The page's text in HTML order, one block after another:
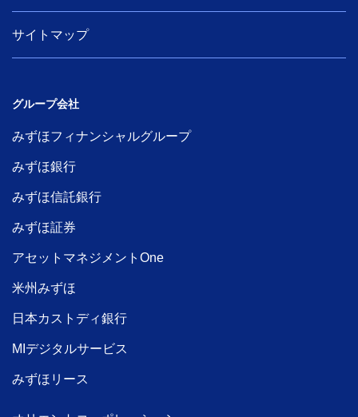
サイトマップ
グループ会社
みずほフィナンシャルグループ
みずほ銀行
みずほ信託銀行
みずほ証券
アセットマネジメントOne
米州みずほ
日本カストディ銀行
MIデジタルサービス
みずほリース